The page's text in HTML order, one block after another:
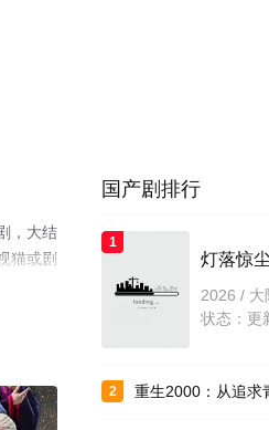
，大结
猫或剧
国产剧排行
1
灯落惊尘
2026 / 大
状态：更
2 重生2000：从追求